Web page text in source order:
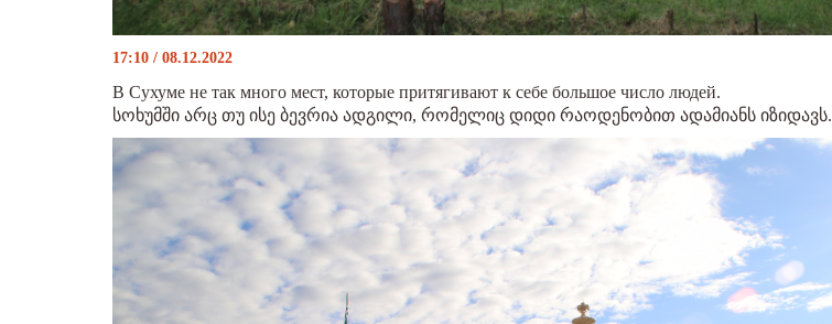
17:10 / 08.12.2022
В Сухуме не так много мест, которые притягивают к себе большое число людей.
სოხუმში არც თუ ისე ბევრია ადგილი, რომელიც დიდი რაოდენობით ადამიანს იზიდავს.